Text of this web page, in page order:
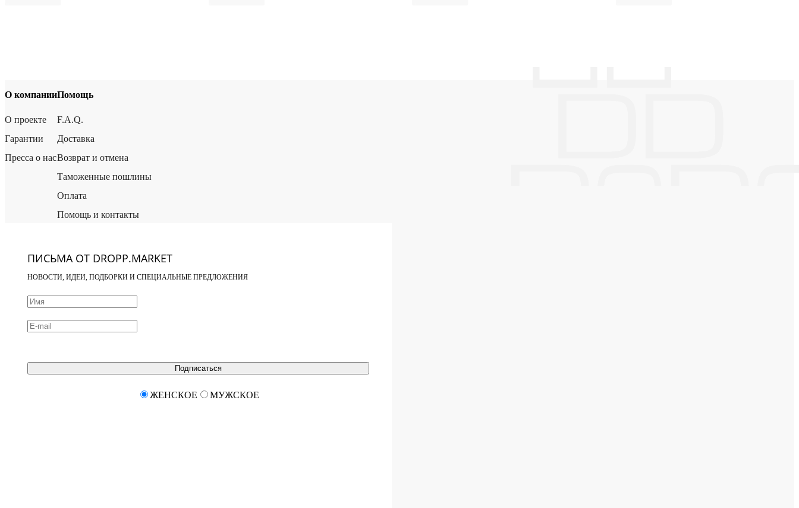
О компании
О проекте
Гарантии
Пресса о нас
Помощь
F.A.Q.
Доставка
Возврат и отмена
Таможенные пошлины
Оплата
Помощь и контакты
ПИСЬМА ОТ DROPP.MARKET
НОВОСТИ, ИДЕИ, ПОДБОРКИ И СПЕЦИАЛЬНЫЕ ПРЕДЛОЖЕНИЯ
Подписаться
ЖЕНСКОЕ МУЖСКОЕ